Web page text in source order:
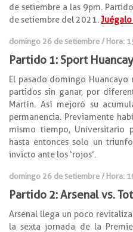
de setiembre a las 9pm.
de setiembre del 2021.
domingo 26 de setiembre / Hora:
Partido 1: Sport
El pasado domingo
partidos sin ganar, por
Martín. Así mejoró su
permanencia. Previamente
mismo tiempo, Universitario
hasta entonces solo un
invicto ante los ‘rojos’.
domingo 26 de setiembre / Hora:
Partido 2: Arsenal vs.
Arsenal llega un poco
la sexta jornada de la